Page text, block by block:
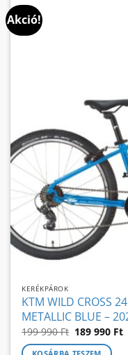
Akció!
KERÉKPÁROK
KTM WILD CROSS
METALLIC BLUE –
199 990Ft Original
price
was:
189 990 Ft